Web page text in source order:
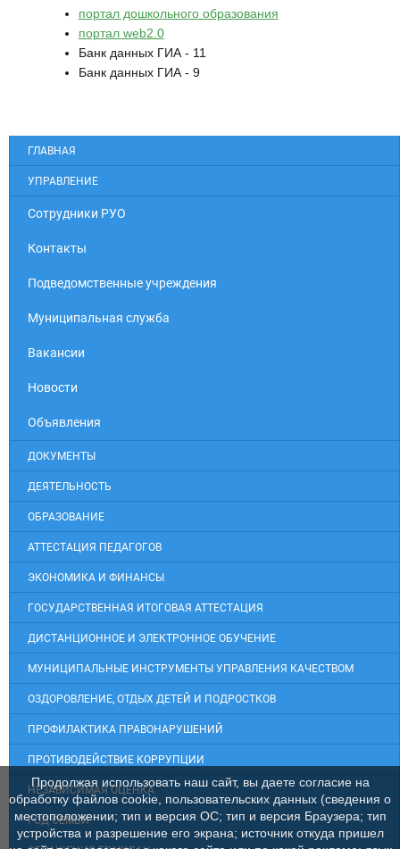
портал дошкольного образования
портал web2.0
Банк данных ГИА - 11
Банк данных ГИА - 9
ГЛАВНАЯ
УПРАВЛЕНИЕ
Cотрудники РУО
Контакты
Подведомственные учреждения
Муниципальная служба
Вакансии
Новости
Объявления
ДОКУМЕНТЫ
ДЕЯТЕЛЬНОСТЬ
ОБРАЗОВАНИЕ
АТТЕСТАЦИЯ ПЕДАГОГОВ
ЭКОНОМИКА И ФИНАНСЫ
ГОСУДАРСТВЕННАЯ ИТОГОВАЯ АТТЕСТАЦИЯ
ДИСТАНЦИОННОЕ И ЭЛЕКТРОННОЕ ОБУЧЕНИЕ
МУНИЦИПАЛЬНЫЕ ИНСТРУМЕНТЫ УПРАВЛЕНИЯ КАЧЕСТВОМ
ОЗДОРОВЛЕНИЕ, ОТДЫХ ДЕТЕЙ И ПОДРОСТКОВ
ПРОФИЛАКТИКА ПРАВОНАРУШЕНИЙ
ПРОТИВОДЕЙСТВИЕ КОРРУПЦИИ
НЕЗАВИСИМАЯ ОЦЕНКА
ГОД СЕМЬИ
Продолжая использовать наш сайт, вы даете согласие на
обработку файлов cookie, пользовательских данных (сведения о
местоположении; тип и версия ОС; тип и версия Браузера; тип
устройства и разрешение его экрана; источник откуда пришел